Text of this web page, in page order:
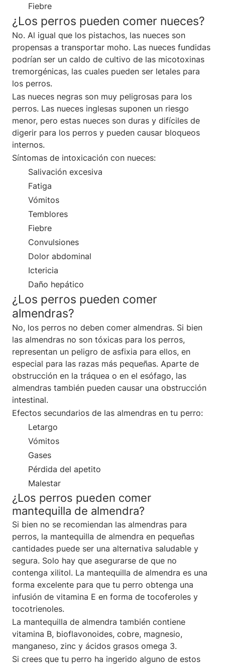
Fiebre
¿Los perros pueden comer nueces?
No. Al igual que los pistachos, las nueces son
propensas a transportar moho. Las nueces fundidas
podrían ser un caldo de cultivo de las micotoxinas
tremorgénicas, las cuales pueden ser letales para
los perros.
Las nueces negras son muy peligrosas para los
perros. Las nueces inglesas suponen un riesgo
menor, pero estas nueces son duras y difíciles de
digerir para los perros y pueden causar bloqueos
internos.
Síntomas de intoxicación con nueces:
Salivación excesiva
Fatiga
Vómitos
Temblores
Fiebre
Convulsiones
Dolor abdominal
Ictericia
Daño hepático
¿Los perros pueden comer
almendras?
No, los perros no deben comer almendras. Si bien
las almendras no son tóxicas para los perros,
representan un peligro de asfixia para ellos, en
especial para las razas más pequeñas. Aparte de
obstrucción en la tráquea o en el esófago, las
almendras también pueden causar una obstrucción
intestinal.
Efectos secundarios de las almendras en tu perro:
Letargo
Vómitos
Gases
Pérdida del apetito
Malestar
¿Los perros pueden comer
mantequilla de almendra?
Si bien no se recomiendan las almendras para
perros, la mantequilla de almendra en pequeñas
cantidades puede ser una alternativa saludable y
segura. Solo hay que asegurarse de que no
contenga xilitol. La mantequilla de almendra es una
forma excelente para que tu perro obtenga una
infusión de vitamina E en forma de tocoferoles y
tocotrienoles.
La mantequilla de almendra también contiene
vitamina B, bioflavonoides, cobre, magnesio,
manganeso, zinc y ácidos grasos omega 3.
Si crees que tu perro ha ingerido alguno de estos